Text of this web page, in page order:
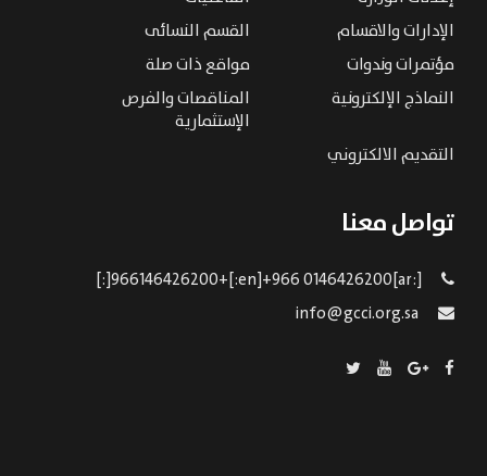
الإدارات والاقسام
القسم النسائى
مؤتمرات وندوات
مواقع ذات صلة
النماذج الإلكترونية
المناقصات والفرص
الإستثمارية
التقديم الالكتروني
تواصل معنا
[:ar]966146426200+[:en]+966 0146426200[:]